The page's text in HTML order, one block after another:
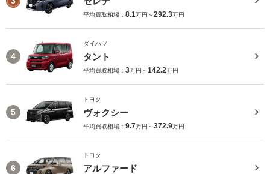
平均買取相場： 8.1万円～292.3万円
4
ダイハツ
タント
平均買取相場： 3万円～142.2万円
5
トヨタ
ヴォクシー
平均買取相場： 9.7万円～372.9万円
6
トヨタ
アルファード